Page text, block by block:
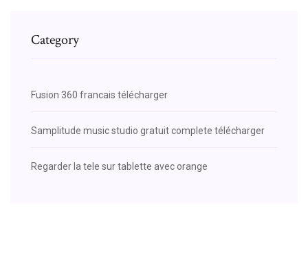
Category
Fusion 360 francais télécharger
Samplitude music studio gratuit complete télécharger
Regarder la tele sur tablette avec orange